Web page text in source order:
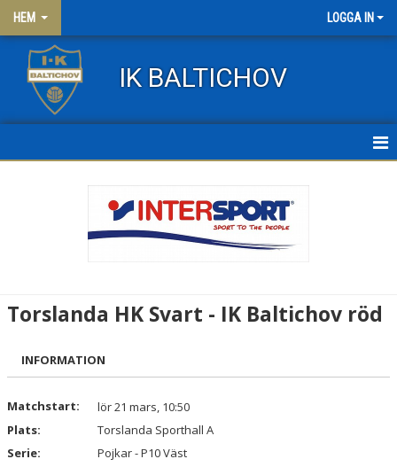
HEM LOGGA IN
IK BALTICHOV
KALENDER
VÅRA LAG & LEDARE
Torslanda HK Svart - IK Baltichov röd
INFORMATION
Matchstart:
lör 21 mars, 10:50
Plats:
Torslanda Sporthall A
Serie:
Pojkar - P10 Väst